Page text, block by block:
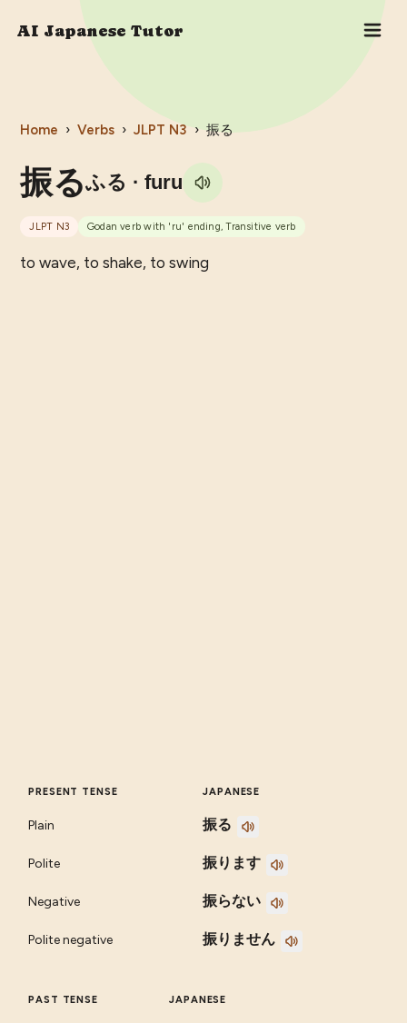
AI Japanese Tutor
Home › Verbs › JLPT N3 › 振る
振るふる · furu
JLPT N3 Godan verb with 'ru' ending, Transitive verb
to wave, to shake, to swing
PRESENT TENSE JAPANESE
Plain 振る
Polite 振ります
Negative 振らない
Polite negative 振りません
PAST TENSE JAPANESE